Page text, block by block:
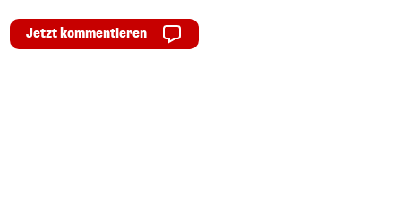
Jetzt kommentieren